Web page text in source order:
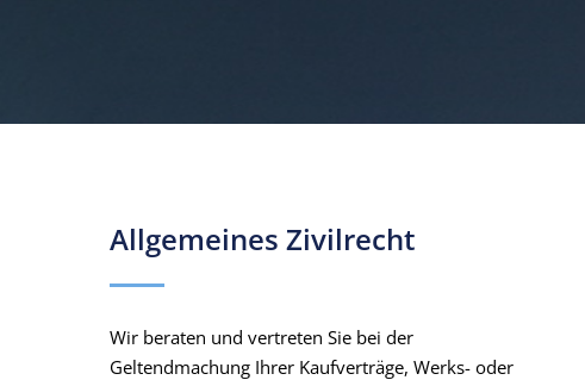
Allgemeines Zivilrecht
Wir beraten und vertreten Sie bei der
Geltendmachung Ihrer Kaufverträge, Werks- oder